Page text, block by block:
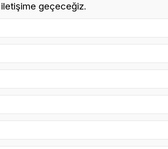
iletişime geçeceğiz.